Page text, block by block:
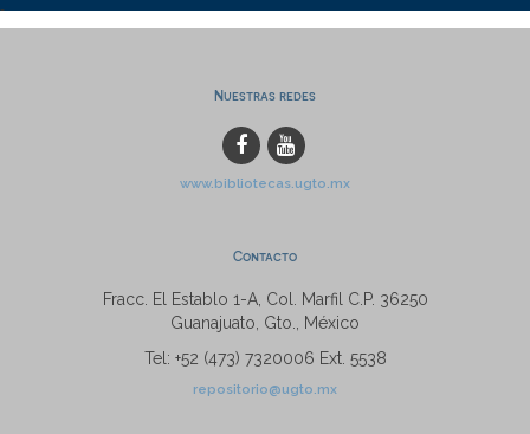
Nuestras redes
www.bibliotecas.ugto.mx
Contacto
Fracc. El Establo 1-A, Col. Marfil C.P. 36250
Guanajuato, Gto., México
Tel: +52 (473) 7320006 Ext. 5538
repositorio@ugto.mx